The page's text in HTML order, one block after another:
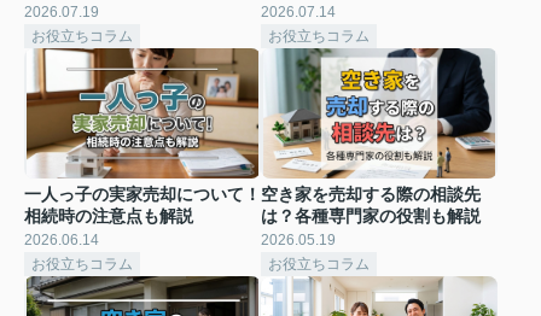
2026.07.19
お役立ちコラム
2026.07.14
お役立ちコラム
一人っ子の実家売却について！
相続時の注意点も解説
2026.06.14
お役立ちコラム
空き家を売却する際の相談先
は？各種専門家の役割も解説
2026.05.19
お役立ちコラム